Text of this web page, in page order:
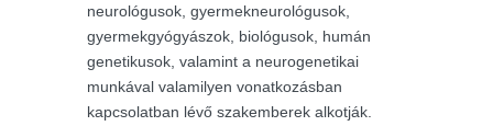
neurológusok, gyermekneurológusok,
gyermekgyógyászok, biológusok, humán
genetikusok, valamint a neurogenetikai
munkával valamilyen vonatkozásban
kapcsolatban lévő szakemberek alkotják.